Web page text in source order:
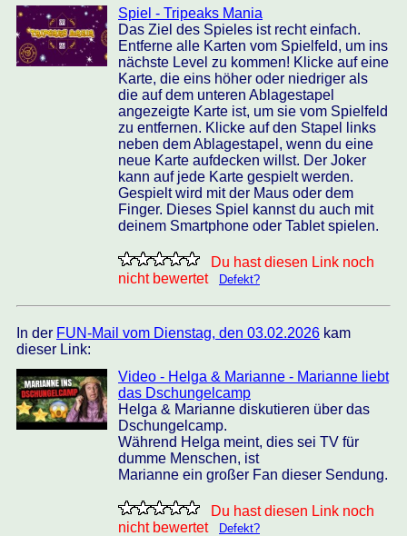
Spiel - Tripeaks Mania
Das Ziel des Spieles ist recht einfach.
Entferne alle Karten vom Spielfeld, um ins
nächste Level zu kommen! Klicke auf eine
Karte, die eins höher oder niedriger als
die auf dem unteren Ablagestapel
angezeigte Karte ist, um sie vom Spielfeld
zu entfernen. Klicke auf den Stapel links
neben dem Ablagestapel, wenn du eine
neue Karte aufdecken willst. Der Joker
kann auf jede Karte gespielt werden.
Gespielt wird mit der Maus oder dem
Finger. Dieses Spiel kannst du auch mit
deinem Smartphone oder Tablet spielen.
Du hast diesen Link noch
nicht bewertet
Defekt?
In der FUN-Mail vom Dienstag, den 03.02.2026 kam
dieser Link:
Video - Helga & Marianne - Marianne liebt
das Dschungelcamp
Helga & Marianne diskutieren über das
Dschungelcamp.
Während Helga meint, dies sei TV für
dumme Menschen, ist
Marianne ein großer Fan dieser Sendung.
Du hast diesen Link noch
nicht bewertet
Defekt?